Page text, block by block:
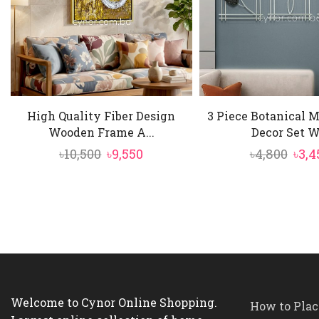
High Quality Fiber Design
Wooden Frame A...
৳10,500 Original
৳9,550
3 Piece Botanical
Decor Set
৳4,800 ৳
Welcome to Cynor Online Shopping.
How to